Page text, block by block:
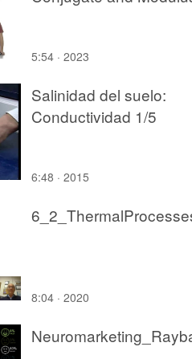
5:54 · 2023
Salinidad del suelo:
Conductividad 1/5
6:48 · 2015
8:04 · 2020